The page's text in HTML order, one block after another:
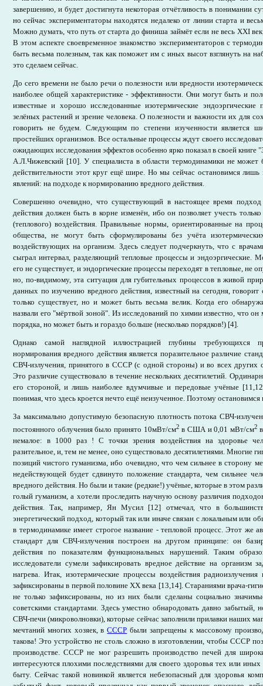
завершению, и будет достигнута некоторая отчётливость в понимании
но сейчас экспериментаторы находятся недалеко от линии старта и
Можно думать, что путь от старта до финиша займёт если не весь ХХI
В этом аспекте своевременное знакомство экспериментаторов с
быть весьма полезным, так как поможет им с иных высот взглянуть на
это сделаем сейчас.
До сего времени не было речи о полезности или вредности
наиболее общей характеристике - эффективности. Они могут быть и
известные и хорошо исследованные изотермические эндоэргические
зелёных растений и зрение человека. О полезности и важности их для
говорить не будем. Следующим по степени изученности является
простейших организмов. Все остальные процессы ждут своего
ожидающих исследования эффектов особенно ярко показал в своей книге
А.Л.Чижевский [10]. У специалиста в области термодинамики не
действительности этот круг ещё шире. Но мы сейчас остановимся лишь
явлений: на подходе к нормированию вредного действия.
Совершенно очевидно, что существующий в настоящее время
действия должен быть в корне изменён, ибо он позволяет учесть
(теплового) воздействия. Правильные нормы, ориентированные на
общества, не могут быть сформулированы без учёта
воздействующих на организм. Здесь следует подчеркнуть, что с
сыграл интервал, разделяющий тепловые процессы и эндоэргические.
его не существует, и эндоргические процессы переходят в тепловые, не
но, по-видимому, эта ситуация для губительных процессов в живой
данных по изучению вредного действия, известный на сегодня,
только существует, но и может быть весьма велик. Когда его
назвали его "мёртвой зоной". Из исследований по химии известно, что
порядка, но может быть и гораздо больше (несколько порядков!) [4].
Однако самой наглядной иллюстрацией глубины требующихся
нормирования вредного действия является поразительное различие
СВЧ-излучения, принятого в СССР (с одной стороны) и во всех других
Это различие существовало в течение нескольких десятилетий.
его стороной, и лишь наиболее вдумчивые и передовые учёные
понимая, что здесь кроется нечто ещё неизученное. Поэтому
За максимально допустимую безопасную плотность потока СВЧ-
постоянного облучения было принято 10мВт/см2 в США и 0,01 мВт/см2
немалое: в 1000 раз ! С точки зрения воздействия на здоровье
разительное, и, тем не менее, оно существовало десятилетиями. Многие
позиций чистого гуманизма, ибо очевидно, что чем сильнее в сторону
недействующей будет сдвинуто положение стандарта, чем сильнее
вредного действия. Но были и такие (редкие!) учёные, которые в этом
голый гуманизм, а хотели проследить научную основу различия
действия. Так, например, Ян Мусил [12] отмечал, что в
энергетический подход, который так или иначе связан с локальным или
в термодинамике имеет строгое название - тепловой процесс. Этот же
стандарт для СВЧ-излучения построен на другом принципе: он
действия по показателям функциональных нарушений. Таким
исследователи сумели зафиксировать вредное действие на организм
нагрева. Итак, изотермические процессы воздействия
зафиксированы в первой половине ХХ века [13,14]. Стараниями врача-
не только зафиксированы, но из них были сделаны социально
советскими стандартами. Здесь уместно обнародовать давно забытый,
СВЧ-печи (микроволновки), которые сейчас заполнили прилавки наших
мечтаний многих хозяек, вСССР были запрещены к массовому
такова! Это устройство не столь сложно в изготовлении, чтобы СССР
производстве. СССР не мог разрешить производство печей для
интересуются плохими последствиями для своего здоровья тех или
быту. Сейчас такой новинкой является небезопасный для здоровья